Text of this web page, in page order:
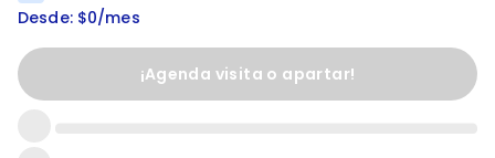
Desde: $0/mes
¡Agenda visita o apartar!